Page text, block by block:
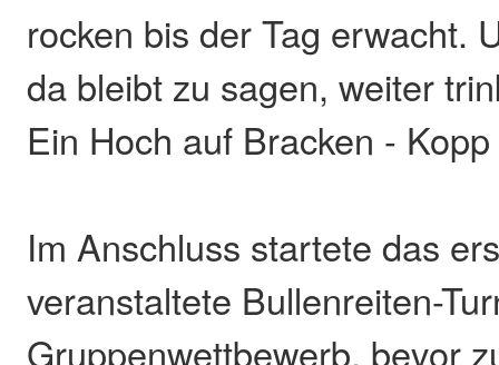
rocken bis der Tag erwacht.
da bleibt zu sagen, weiter
Ein Hoch auf Bracken -
Im Anschluss startete das
veranstaltete Bullenreiten-
Gruppenwettbewerb, bevor